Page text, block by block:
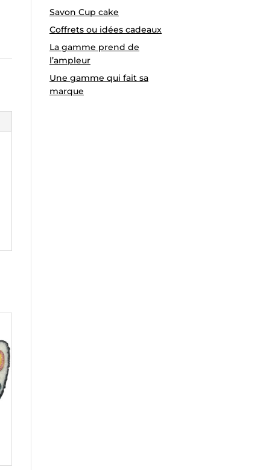
Savon Cup cake
Coffrets ou idées cadeaux
La gamme prend de
l’ampleur
Une gamme qui fait sa
marque